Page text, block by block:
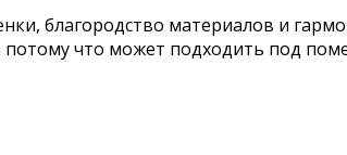
благородство материалов и
что может подходить под